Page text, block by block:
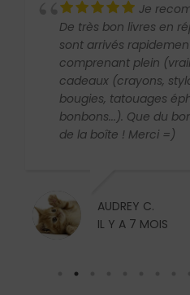
Je
De très bon livres en
sont arrivés
comprenant plein
cadeaux (crayons,
bougies, tatouages
bonbons...). Que du
de la boîte ! Merci =)
AUDREY C.
IL Y A 7 MOIS